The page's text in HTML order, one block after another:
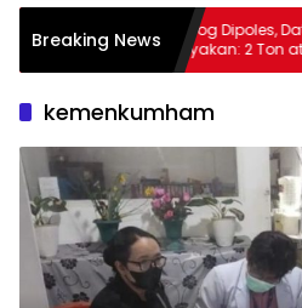
Breaking News
Beras Bulog Dipoles, Data Pinca
Dipertanyakan: 2 Ton atau 286 Ton?
kemenkumham